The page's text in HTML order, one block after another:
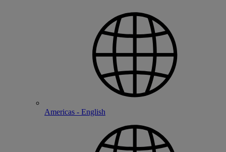
Americas - English